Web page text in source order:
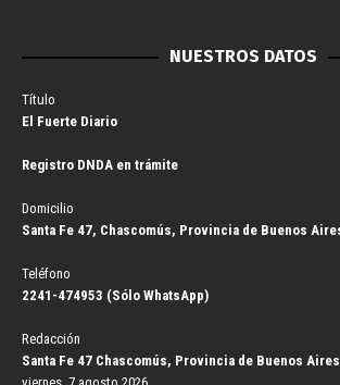
NUESTROS DATOS
Título
El Fuerte Diario
Registro DNDA en trámite
Domicilio
Santa Fe 47, Chascomús, Provincia de Buenos
Teléfono
2241-474953 (Sólo WhatsApp)
Redacción
Santa Fe 47 Chascomús, Provincia de Buenos